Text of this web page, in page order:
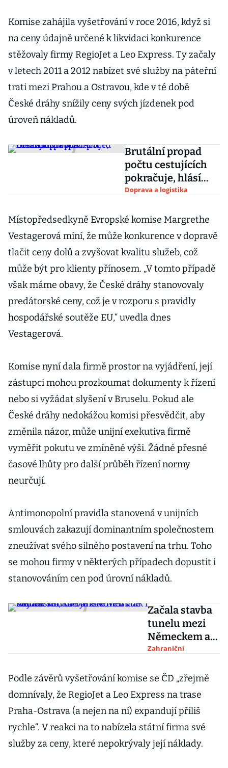
Komise zahájila vyšetřování v roce 2016, když si
na ceny údajně určené k likvidaci konkurence
stěžovaly firmy RegioJet a Leo Express. Ty začaly
v letech 2011 a 2012 nabízet své služby na páteřní
trati mezi Prahou a Ostravou, kde v té době
České dráhy snížily ceny svých jízdenek pod
úroveň nákladů.
Brutální propad
počtu cestujících
pokračuje, hlásí
dopravci
Doprava a logistika
Místopředsedkyně Evropské komise Margrethe
Vestagerová míní, že může konkurence v dopravě
tlačit ceny dolů a zvyšovat kvalitu služeb, což
může být pro klienty přínosem. „V tomto případě
však máme obavy, že České dráhy stanovovaly
predátorské ceny, což je v rozporu s pravidly
hospodářské soutěže EU,“ uvedla dnes
Vestagerová.
Komise nyní dala firmě prostor na vyjádření, její
zástupci mohou prozkoumat dokumenty k řízení
nebo si vyžádat slyšení v Bruselu. Pokud ale
České dráhy nedokážou komisi přesvědčit, aby
změnila názor, může unijní exekutiva firmě
vyměřit pokutu ve zmíněné výši. Žádné přesné
časové lhůty pro další průběh řízení normy
neurčují.
Antimonopolní pravidla stanovená v unijních
smlouvách zakazují dominantním společnostem
zneužívat svého silného postavení na trhu. Toho
se mohou firmy v některých případech dopustit i
stanovováním cen pod úrovní nákladů.
Začala stavba
tunelu mezi
Německem a
Dánskem.
nejdelším, kde
je zároveň
Zahraniční
Podle závěrů vyšetřování komise se ČD „zřejmě
domnívaly, že RegioJet a Leo Express na trase
Praha-Ostrava (a nejen na ní) expandují příliš
rychle“. V reakci na to nabízela státní firma své
služby za ceny, které nepokrývaly její náklady.